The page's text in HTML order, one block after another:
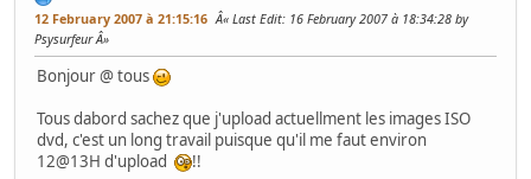
12 February 2007 à 21:15:16 Last Edit: 16 February 2007 à 18:34:28 by
Psysurfeur
Bonjour @ tous
Tous dabord sachez que j'upload actuellment les images ISO
dvd, c'est un long travail puisque qu'il me faut environ
12@13H d'upload
!!